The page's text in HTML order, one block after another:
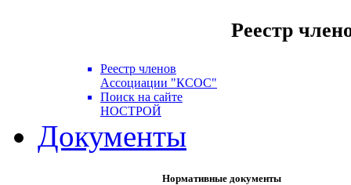
Реестр
Реестр членов
Ассоциации "КСОС"
Поиск на сайте
НОСТРОЙ
Документы
Нормативные документы